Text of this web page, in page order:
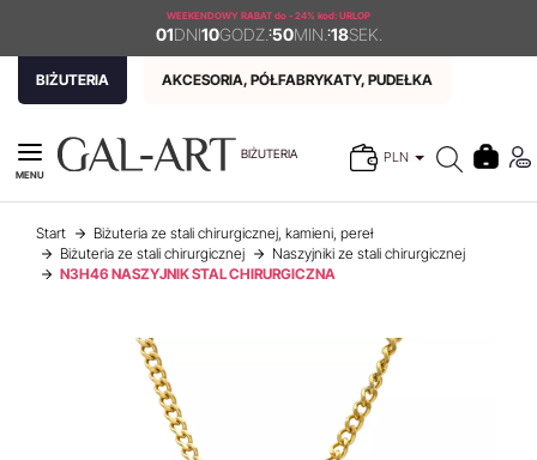
WEEKENDOWY RABAT do - 24% kod: URLOP
01DNI10GODZ. :50MIN. :18SEK.
BIŻUTERIA AKCESORIA, PÓŁFABRYKATY, PUDEŁKA
BIŻUTERIA PLN
MENU
Start
Biżuteria ze stali chirurgicznej, kamieni, pereł
Biżuteria ze stali chirurgicznej
Naszyjniki ze stali chirurgicznej
N3H46 NASZYJNIK STAL CHIRURGICZNA